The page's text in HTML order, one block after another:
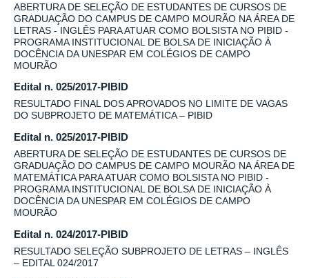
ABERTURA DE SELEÇÃO DE ESTUDANTES DE CURSOS DE
GRADUAÇÃO DO CAMPUS DE CAMPO MOURÃO NA ÁREA DE
LETRAS - INGLÊS PARA ATUAR COMO BOLSISTA NO PIBID -
PROGRAMA INSTITUCIONAL DE BOLSA DE INICIAÇÃO À
DOCÊNCIA DA UNESPAR EM COLÉGIOS DE CAMPO
MOURÃO
Edital n. 025/2017-PIBID
RESULTADO FINAL DOS APROVADOS NO LIMITE DE VAGAS
DO SUBPROJETO DE MATEMÁTICA – PIBID
Edital n. 025/2017-PIBID
ABERTURA DE SELEÇÃO DE ESTUDANTES DE CURSOS DE
GRADUAÇÃO DO CAMPUS DE CAMPO MOURÃO NA ÁREA DE
MATEMÁTICA PARA ATUAR COMO BOLSISTA NO PIBID -
PROGRAMA INSTITUCIONAL DE BOLSA DE INICIAÇÃO À
DOCÊNCIA DA UNESPAR EM COLÉGIOS DE CAMPO
MOURÃO
Edital n. 024/2017-PIBID
RESULTADO SELEÇÃO SUBPROJETO DE LETRAS – INGLÊS
– EDITAL 024/2017